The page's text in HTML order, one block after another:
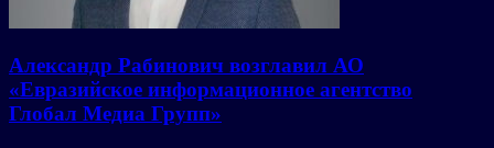
Александр Рабинович возглавил АО
«Евразийское информационное агентство
Глобал Медиа Групп»